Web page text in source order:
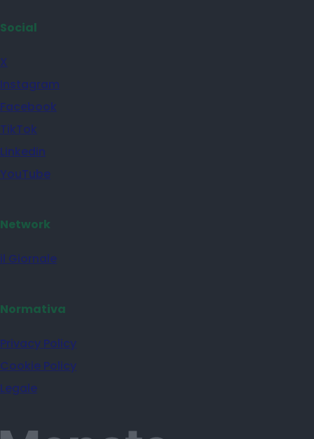
Social
X
Instagram
Facebook
TikTok
Linkedin
YouTube
Network
il Giornale
Normativa
Privacy Policy
Cookie Policy
Legale